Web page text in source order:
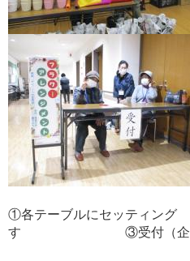
①各テーブルにセッティン
す ③受付（企画部